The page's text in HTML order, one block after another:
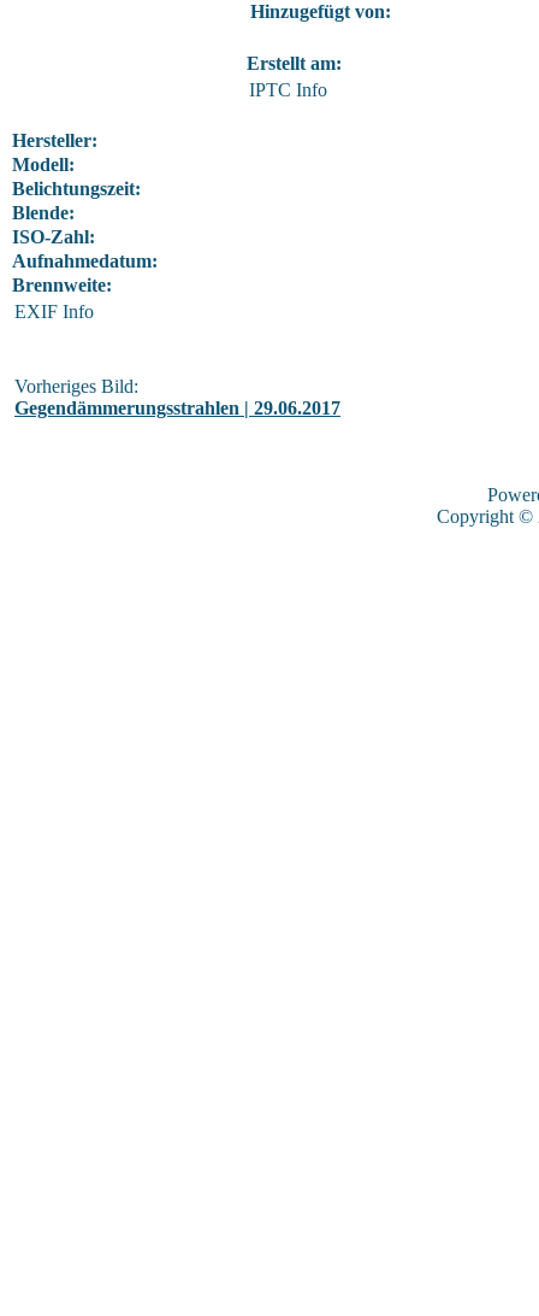
Hinzugefügt von:
Erstellt am:
IPTC Info
Hersteller:
Modell:
Belichtungszeit:
Blende:
ISO-Zahl:
Aufnahmedatum:
Brennweite:
EXIF Info
Vorheriges Bild:
Gegendämmerungsstrahlen | 29.06.2017
Copyright ©